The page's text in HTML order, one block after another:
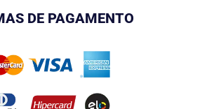
DE PAGAMENTO